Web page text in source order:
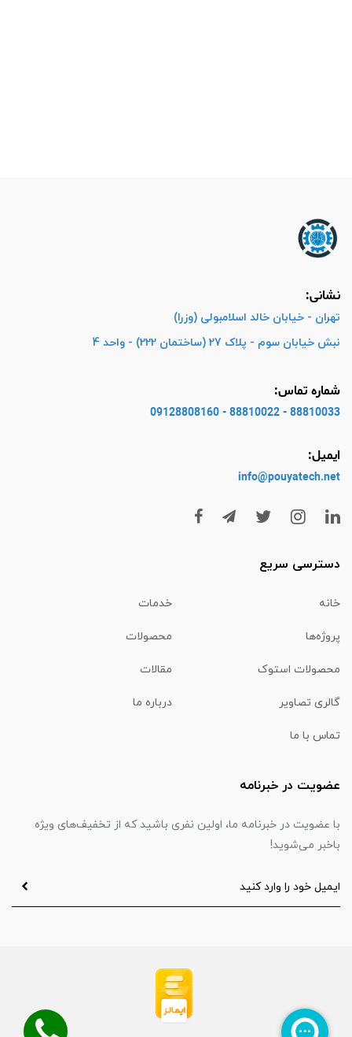
نشانی:
تهران - خیابان خالد اسلامبولی (وزرا)
نبش خیابان سوم - پلاک 27 (ساختمان 222) - واحد 4
شماره تماس:
88810033 - 88810022 - 09128808160
ایمیل:
info@pouyatech.net
دسترسی سریع
خانه خدمات
پروژه‌ها محصولات
محصولات استوک مقالات
گالری تصاویر درباره ما
تماس با ما
عضویت در خبرنامه
با عضویت در خبرنامه ما، اولین نفری باشید که از تخفیف‌های ویژه
باخبر می‌شوید!